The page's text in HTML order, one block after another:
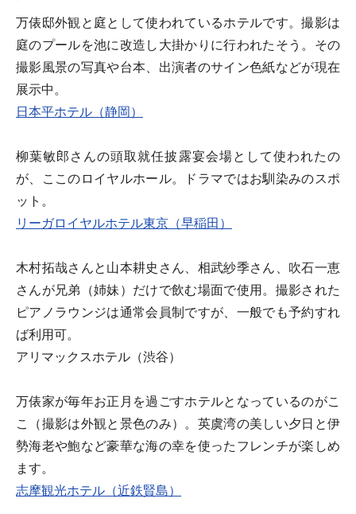
万俵邸外観と庭として使われているホテルです。撮影は
庭のプールを池に改造し大掛かりに行われたそう。その
撮影風景の写真や台本、出演者のサイン色紙などが現在
展示中。
日本平ホテル（静岡）
柳葉敏郎さんの頭取就任披露宴会場として使われたの
が、ここのロイヤルホール。ドラマではお馴染みのスポ
ット。
リーガロイヤルホテル東京（早稲田）
木村拓哉さんと山本耕史さん、相武紗季さん、吹石一恵
さんが兄弟（姉妹）だけで飲む場面で使用。撮影された
ピアノラウンジは通常会員制ですが、一般でも予約すれ
ば利用可。
アリマックスホテル（渋谷）
万俵家が毎年お正月を過ごすホテルとなっているのがこ
こ（撮影は外観と景色のみ）。英虞湾の美しい夕日と伊
勢海老や鮑など豪華な海の幸を使ったフレンチが楽しめ
ます。
志摩観光ホテル（近鉄賢島）